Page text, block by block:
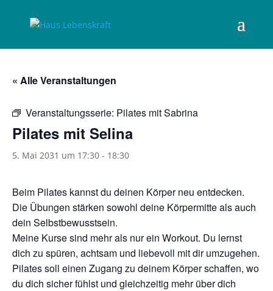
« Alle Veranstaltungen
Veranstaltungsserie: Pilates mit Sabrina
Pilates mit Selina
5. Mai 2031 um 17:30 - 18:30
Beim Pilates kannst du deinen Körper neu entdecken.
Die Übungen stärken sowohl deine Körpermitte als auch
dein Selbstbewusstsein.
Meine Kurse sind mehr als nur ein Workout. Du lernst
dich zu spüren, achtsam und liebevoll mit dir umzugehen.
Pilates soll einen Zugang zu deinem Körper schaffen, wo
du dich sicher fühlst und gleichzeitig mehr über dich